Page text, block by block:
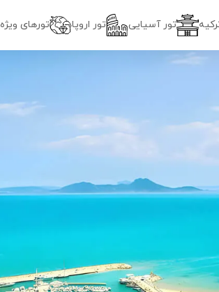
تور آسیایی تور اروپا تورهای ویژه